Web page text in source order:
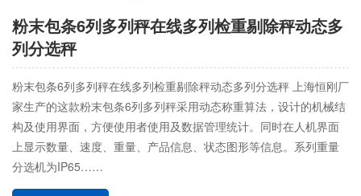
粉末包条6列多列秤在线多列检重剔除秤动态多
列分选秤
粉末包条6列多列秤在线多列检重剔除秤动态多列分选秤 上海恒刚厂
家生产的这款粉末包条6列多列秤采用动态称重算法，设计的机械结
构及使用界面，方便使用者使用及数据管理统计。同时在人机界面
上显示数量、速度、重量、产品信息、状态图形等信息。系列重量
分选机为IP65……